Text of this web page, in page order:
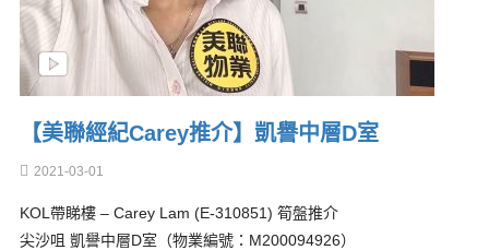
【美聯經紀Carey推介】凱譽中層D室
2021-03-01
KOL帶睇樓 – Carey Lam (E-310851) 筍盤推介
尖沙咀 凱譽中層D室（物業編號：M200094926）